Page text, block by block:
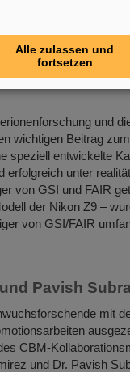
Mondmission –
kosmischen
und
wichtigen Beitrag
speziell entwickelte
erfolgreich unter
von GSI und FAIR
der Nikon Z9 –
von GSI/FAIR
Pavish
mit
CBM-
und Dr. Pavish
Alle zulassen und
fortsetzen